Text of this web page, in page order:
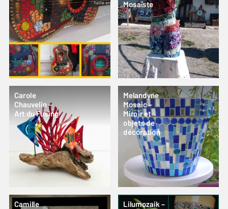
Mosaïste
Carole
Chauvelin –
Art du Fusing
Melandyne
Mosaic –
Miroir et
objets de
décoration
Camille
Lilumozaik –